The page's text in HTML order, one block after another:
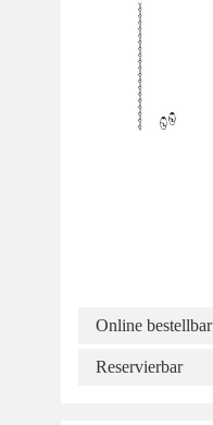
Online bestellbar
Reservierbar